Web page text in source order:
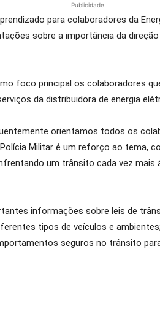
Publicidade
para colaboradores da
sobre a importância da
foco principal os colaboradores
da distribuidora de energia
orientamos todos os
Militar é um reforço ao tema,
um trânsito cada vez mais
informações sobre leis de
tipos de veículos e
seguros no trânsito